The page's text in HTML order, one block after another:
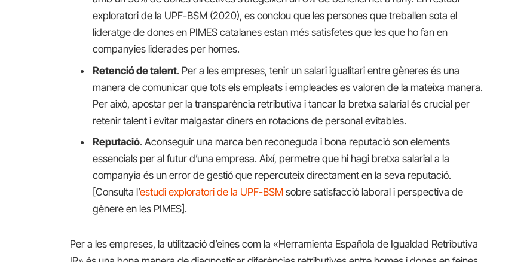
exploratori de la UPF-BSM (2020), es conclou que les persones que treballen sota el
lideratge de dones en PIMES catalanes estan més satisfetes que les que ho fan en
companyies liderades per homes.
Retenció de talent. Per a les empreses, tenir un salari igualitari entre gèneres és una
manera de comunicar que tots els empleats i empleades es valoren de la mateixa manera.
Per això, apostar per la transparència retributiva i tancar la bretxa salarial és crucial per
retenir talent i evitar malgastar diners en rotacions de personal evitables.
Reputació. Aconseguir una marca ben reconeguda i bona reputació son elements
essencials per al futur d’una empresa. Així, permetre que hi hagi bretxa salarial a la
companyia és un error de gestió que repercuteix directament en la seva reputació.
[Consulta l’estudi exploratori de la UPF-BSM sobre satisfacció laboral i perspectiva de
gènere en les PIMES].
Per a les empreses, la utilització d’eines com la «Herramienta Española de Igualdad Retributiva